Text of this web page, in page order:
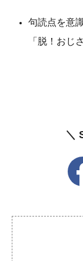
句読点を意
「脱！おじ
＼